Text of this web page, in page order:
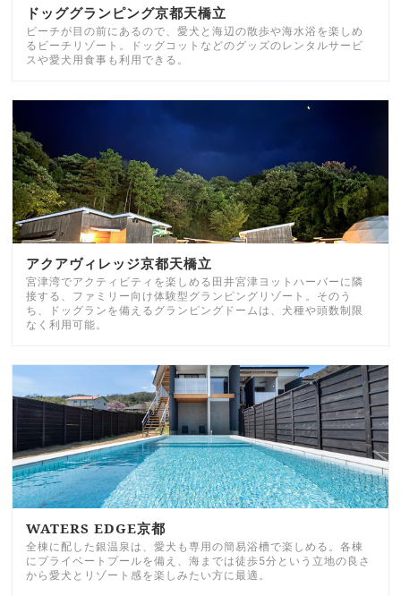
ドッググランピング京都天橋立
ビーチが目の前にあるので、愛犬と海辺の散歩や海水浴を楽しめ
るビーチリゾート。ドッグコットなどのグッズのレンタルサービ
スや愛犬用食事も利用できる。
アクアヴィレッジ京都天橋立
宮津湾でアクティビティを楽しめる田井宮津ヨットハーバーに隣
接する、ファミリー向け体験型グランピングリゾート。そのう
ち、ドッグランを備えるグランピングドームは、犬種や頭数制限
なく利用可能。
WATERS EDGE京都
全棟に配した銀温泉は、愛犬も専用の簡易浴槽で楽しめる。各棟
にプライベートプールを備え、海までは徒歩5分という立地の良さ
から愛犬とリゾート感を楽しみたい方に最適。